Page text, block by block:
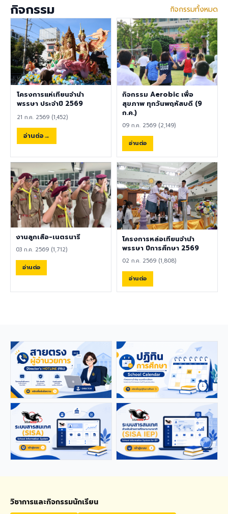
โรงเรียนสาธิต "พิบูลบำเพ็ญ"
มหาวิทยาลัยบูรพา เพื่อนำข้อมูล
ไปใช้ในการ วางแผน พัฒนา
และยกระดับระบบความ
ปลอดภัยของโรงเรียนอย่างเป็น
รูปธรรม ขอความอนุเคราะห์ทุก
ท่านในการทำแบบสำรวจ ภายใน
วันที่ 9 สิงหาคม 2569 เพื่อนำ
ผลการสำรวจไปใช้ดำเนินการต่อ
ไป แบบสำรวจความคิดเห็นด้าน
ความปลอดภัย คลิกที่นี่เพื่อร่วม
แสดงความคิดเห็น ผู้อำนวยการ
ขอขอบคุณทุกความคิดเห็น
เพราะความคิดเห็นของท่านคือ
เสียงสำคัญของการพัฒนา
โรงเรียนอย่างยั่งยืน 8
สิงหาคม 2569
เดือน 30,000 – 40,000
บาท เงินช่วยเหลือค่าที่พัก
6,500 บาท/เดือน สวัสดิการ
การต่ออายุ Visa และ Work
Permit ประกันสุขภาพเอกชน
คุณสมบัติประจำตำแหน่ง สำเร็จ
การศึกษาระดับปริญญาตรี ใน
สาขาวิชาคณิตศาสตร์ ภาษา
อังกฤษ วิทยาศาสตร์
สังคมศึกษา สุขศึกษา/
พลศึกษา ศิลปะ หรือสาขาอื่นที่
เกี่ยวข้อง เป็นผู้ใช้ภาษาอังกฤษ
Speaker) หรือหากไม่ใช่เจ้าของ
ภาษา ต้องมีผลการทดสอบ
ภาษาอังกฤษ TOEIC ไม่ต่ำกว่า
785 คะแนน หากมีประสบการณ์
ด้านการจัดการเรียนการสอนจะ
ได้รับการพิจารณาเป็นพิเศษ
เอกสารประกอบการสมัครและ
การติดต่อ ผู้สนใจสามารถส่ง
ประวัติส่วนตัว (CV), สำเนา
หนังสือเดินทาง (Passport),
สำเนาใบปริญญาบัตร, เอกสาร
ทั้งวิดีโอแนะนำตัวสั้น ๆ (Short
Introduction Video) ได้ที่
อีเมล hr@satit.buu.ac.th
foreign educators for
teaching positions
covering Kindergarten,
Primary, and High School
Salary: 30,000 – 40,000
THB Housing Allowance:
6,500 THB Full assistance
with Visa and Work Permit
extensions Private Health
Insurance cover
กิจกรรม กิจกรรมทั้งหมด
โครงการแห่เทียนจำนำ
พรรษา ประจำปี 2569
21 ก.ค. 2569 (1,452)
อ่านต่อ
กิจกรรม Aerobic เพื่อ
สุขภาพ ทุกวันพฤหัสบดี (9
ก.ค.)
09 ก.ค. 2569 (2,149)
อ่านต่อ
งานลูกเสือ-เนตรนารี
03 ก.ค. 2569 (1,712)
อ่านต่อ
โครงการหล่อเทียนจำนำ
พรรษา ปีการศึกษา 2569
02 ก.ค. 2569 (1,808)
อ่านต่อ
วิชาการและกิจกรรมนักเรียน